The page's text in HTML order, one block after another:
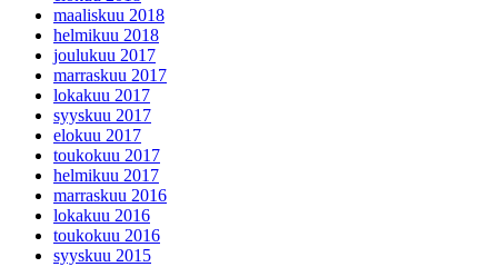
maaliskuu 2018
helmikuu 2018
joulukuu 2017
marraskuu 2017
lokakuu 2017
syyskuu 2017
elokuu 2017
toukokuu 2017
helmikuu 2017
marraskuu 2016
lokakuu 2016
toukokuu 2016
syyskuu 2015